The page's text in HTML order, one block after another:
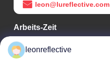
leon@lureflective.com
Arbeits-Zeit
9:00-18:00
leonreflective